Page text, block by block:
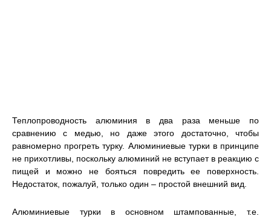
Теплопроводность алюминия в два раза меньше по
сравнению с медью, но даже этого достаточно, чтобы
равномерно прогреть турку. Алюминиевые турки в принципе
не прихотливы, поскольку алюминий не вступает в реакцию с
пищей и можно не бояться повредить ее поверхность.
Недостаток, пожалуй, только один – простой внешний вид.
Алюминиевые турки в основном штампованные, т.е.